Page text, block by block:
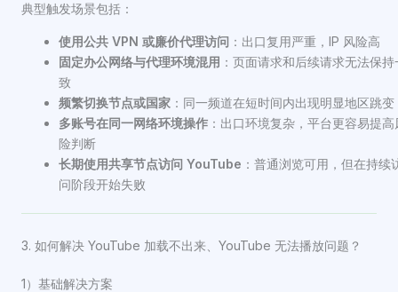
典型触发场景包括：
使用公共 VPN 或廉价代理访问 ：出口复用严重，IP 风险高
固定办公网络与代理环境混用 ：页面请求和后续请求无法保持
致
频繁切换节点或国家 ：同一频道在短时间内出现明显地区跳变
多账号在同一网络环境操作 ：出口环境复杂，平台更容易提高
险判断
长期使用共享节点访问 YouTube ：普通浏览可用，但在持续
问阶段开始失败
3. 如何解决 YouTube 加载不出来、YouTube 无法播放问题？
1）基础解决方案